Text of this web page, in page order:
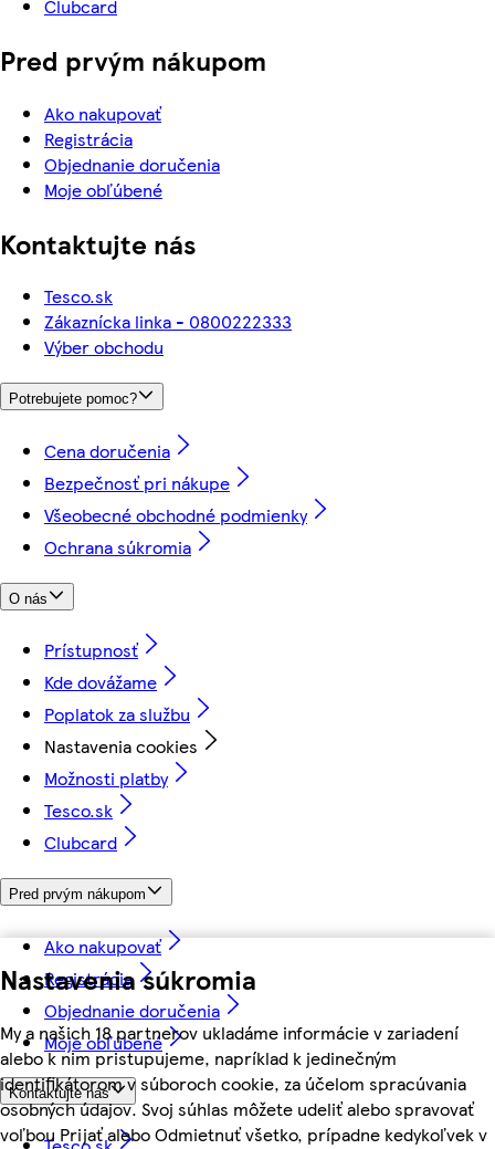
Nastavenia súkromia
My a našich 18 partnerov ukladáme informácie v zariadení
alebo k nim pristupujeme, napríklad k jedinečným
identifikátorom v súboroch cookie, za účelom spracúvania
osobných údajov. Svoj súhlas môžete udeliť alebo spravovať
voľbou Prijať alebo Odmietnuť všetko, prípadne kedykoľvek v
Clubcard
Pred prvým nákupom
Ako nakupovať
Registrácia
Objednanie doručenia
Moje obľúbené
Kontaktujte nás
Tesco.sk
Zákaznícka linka - 0800222333
Výber obchodu
Potrebujete pomoc?
Cena doručenia
Bezpečnosť pri nákupe
Všeobecné obchodné podmienky
Ochrana súkromia
O nás
Prístupnosť
Kde dovážame
Poplatok za službu
Nastavenia cookies
Možnosti platby
Tesco.sk
Clubcard
Pred prvým nákupom
Ako nakupovať
Registrácia
Objednanie doručenia
Moje obľúbené
Kontaktujte nás